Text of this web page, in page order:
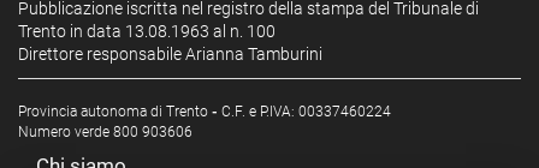
Pubblicazione iscritta nel registro della stampa del Tribunale di
Trento in data 13.08.1963 al n. 100
Direttore responsabile Arianna Tamburini
Provincia autonoma di Trento - C.F. e P.IVA: 00337460224
Numero verde 800 903606